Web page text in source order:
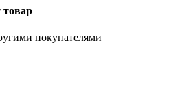
товар
покупателями